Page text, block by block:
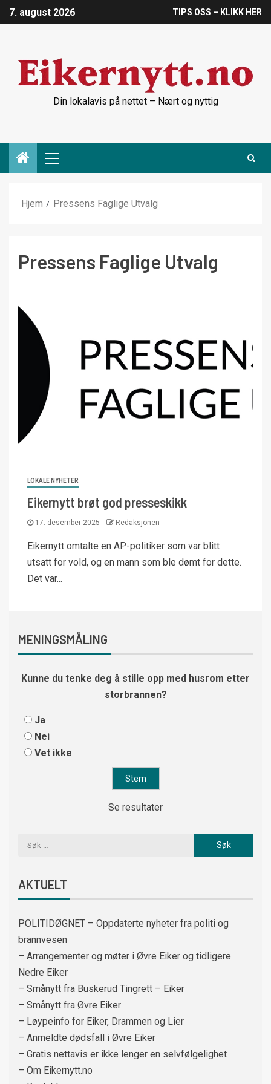
7. august 2026 TIPS OSS – KLIKK HER
Din lokalavis på nettet – Nært og nyttig
Hjem Pressens Faglige Utvalg
Pressens Faglige Utvalg
LOKALE NYHETER
Eikernytt brøt god presseskikk
17. desember 2025 Redaksjonen
Eikernytt omtalte en AP-politiker som var blitt
utsatt for vold, og en mann som ble dømt for dette.
Det var...
MENINGSMÅLING
Kunne du tenke deg å stille opp med husrom etter
storbrannen?
Ja
Nei
Vet ikke
Se resultater
AKTUELT
POLITIDØGNET – Oppdaterte nyheter fra politi og
brannvesen
– Arrangementer og møter i Øvre Eiker og tidligere
Nedre Eiker
– Smånytt fra Buskerud Tingrett – Eiker
– Smånytt fra Øvre Eiker
– Løypeinfo for Eiker, Drammen og Lier
– Anmeldte dødsfall i Øvre Eiker
– Gratis nettavis er ikke lenger en selvfølgelighet
– Om Eikernytt.no